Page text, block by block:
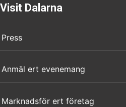
Visit Dalarna
Press
Anmäl ert evenemang
Marknadsför ert företag